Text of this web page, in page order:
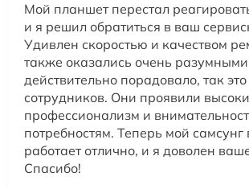
Мой планшет перестал
и я решил обратиться в ваш
Удивлен скоростью и качеством
также оказались очень
действительно порадовало, так
сотрудников. Они проявили
профессионализм и
потребностям. Теперь мой самсунг
работает отлично, и я доволен
Спасибо!